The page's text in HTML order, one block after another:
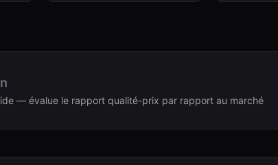
— évalue le rapport qualité-prix par rapport au marché